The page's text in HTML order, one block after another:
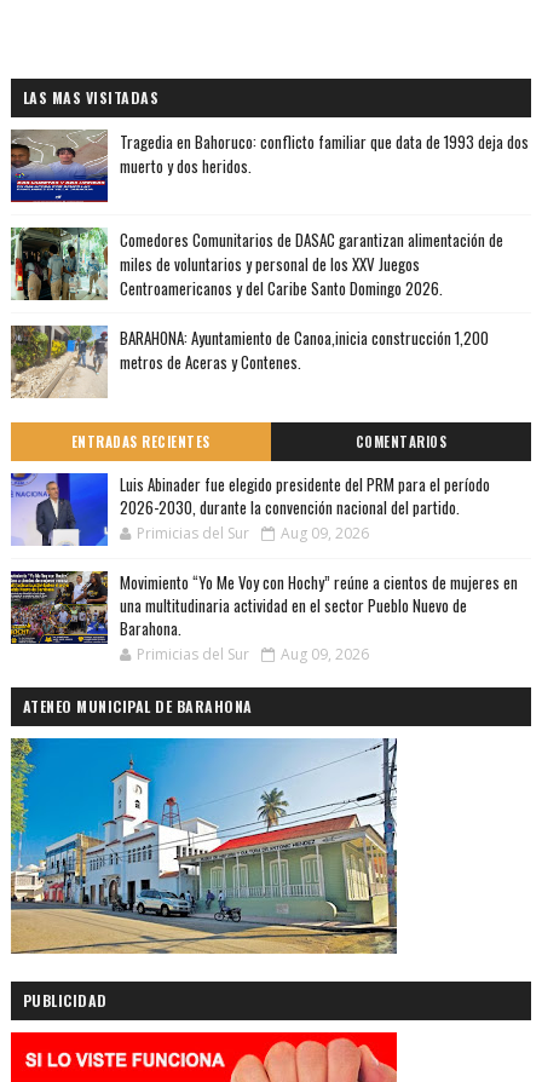
LAS MAS VISITADAS
Tragedia en Bahoruco: conflicto familiar que data de 1993 deja dos
muerto y dos heridos.
Comedores Comunitarios de DASAC garantizan alimentación de
miles de voluntarios y personal de los XXV Juegos
Centroamericanos y del Caribe Santo Domingo 2026.
BARAHONA: Ayuntamiento de Canoa,inicia construcción 1,200
metros de Aceras y Contenes.
ENTRADAS RECIENTES COMENTARIOS
Luis Abinader fue elegido presidente del PRM para el período
2026-2030, durante la convención nacional del partido.
Primicias del Sur Aug 09, 2026
Movimiento “Yo Me Voy con Hochy” reúne a cientos de mujeres en
una multitudinaria actividad en el sector Pueblo Nuevo de
Barahona.
Primicias del Sur Aug 09, 2026
ATENEO MUNICIPAL DE BARAHONA
PUBLICIDAD